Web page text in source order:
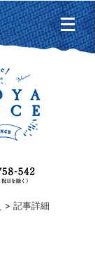
> 記事詳細